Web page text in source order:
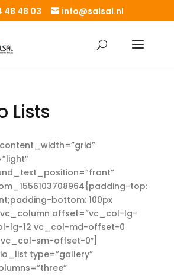
48 48 03 info@salsal.nl
Lists
top:
bottom: 100px
offset=”vc_col-lg-
lg-12 vc_col-md-offset-0
sm-offset-0″]
type=”gallery”